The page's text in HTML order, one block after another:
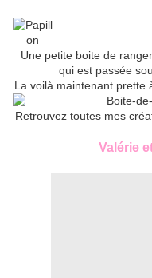
Une petite boite de
qui est passée
La voilà maintenant prette
Retrouvez toutes mes
Valérie